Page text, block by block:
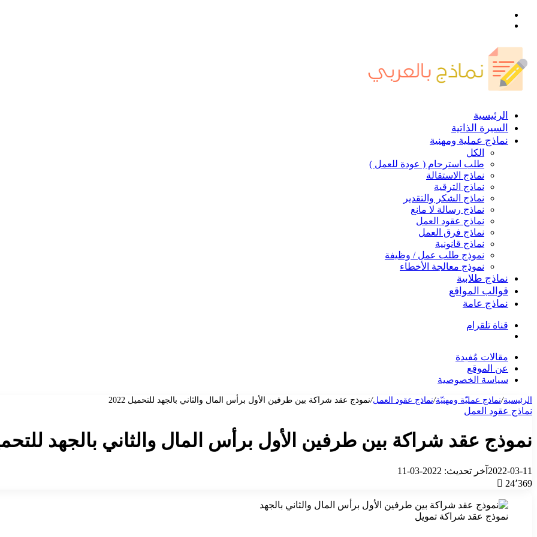
الرئيسية
السيرة الذاتية
نماذج عملية ومهنية
الكل
طلب استرحام ( عودة للعمل )
نماذج الاستقالة
نماذج الترقية
نماذج الشكر والتقدير
نماذج رسالة لا مانع
نماذج عقود العمل
نماذج فرق العمل
نماذج قانونية
نموذج طلب عمل / وظيفة
نموذج معالجة الأخطاء
نماذج طلابية
قوالب المواقع
نماذج عامة
قناة تلقرام
مقالات مُفيدة
عن الموقع
سياسة الخصوصية
الرئيسية/نماذج عمليّة ومهنيّة/نماذج عقود العمل/نموذج عقد شراكة بين طرفين الأول برأس المال والثاني بالجهد للتحميل 2022
نماذج عقود العمل
نموذج عقد شراكة بين طرفين الأول برأس المال والثاني بالجهد للتحميل
2022-03-11 آخر تحديث: 2022-03-11
24٬369
نموذج عقد شراكة تمويل